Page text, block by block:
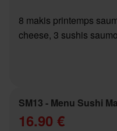
8 makis printemps
cheese, 3 sushis
SM13 - Menu Sushi
16.90 €